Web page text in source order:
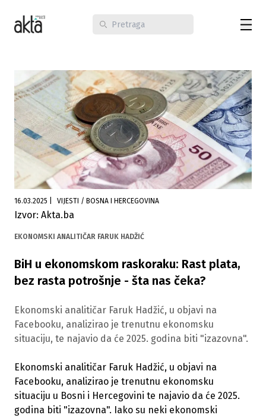
16.03.2025 VIJESTI / BOSNA I HERCEGOVINA
Izvor: Akta.ba
EKONOMSKI ANALITIČAR FARUK HADŽIĆ
BiH u ekonomskom raskoraku: Rast plata,
bez rasta potrošnje - šta nas čeka?
Ekonomski analitičar Faruk Hadžić, u objavi na
Facebooku, analizirao je trenutnu ekonomsku
situaciju, te najavio da će 2025. godina biti "izazovna".
Ekonomski analitičar Faruk Hadžić, u objavi na
Facebooku, analizirao je trenutnu ekonomsku
situaciju u Bosni i Hercegovini te najavio da će 2025.
godina biti "izazovna". Iako su neki ekonomski